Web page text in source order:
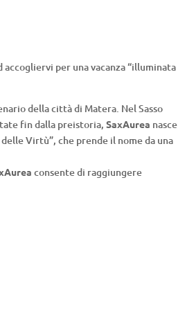
accogliervi per una vacanza “illuminata
della città di Matera. Nel Sasso
fin dalla preistoria,SaxAurea nasce
Virtù”, che prende il nome da una
consente di raggiungere